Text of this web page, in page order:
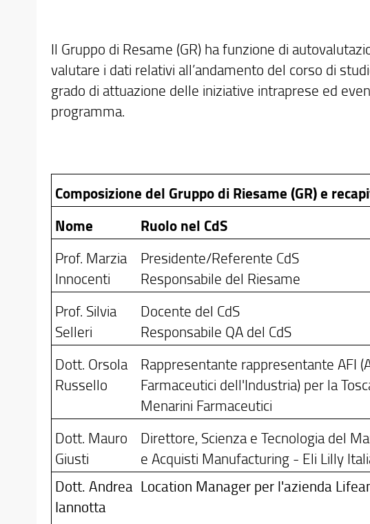
Il Gruppo di Resame (GR) ha funzione di
valutare i dati relativi all’andamento del corso di
grado di attuazione delle iniziative intraprese ed
programma.
Composizione del Gruppo di Riesame (GR) e
Nome
Ruolo nel CdS
Prof. Marzia
Innocenti
Presidente/Referente CdS
Responsabile del Riesame
Prof. Silvia
Selleri
Docente del CdS
Responsabile QA del CdS
Dott. Orsola
Russello
Rappresentante rappresentante AFI
Farmaceutici dell'Industria) per la
Menarini Farmaceutici
Dott. Mauro
Giusti
Direttore, Scienza e Tecnologia del
e Acquisti Manufacturing - Eli Lilly
Dott. Andrea
Iannotta
Location Manager per l'azienda